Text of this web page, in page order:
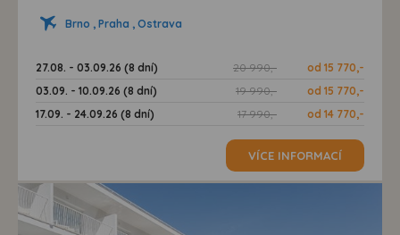
Brno , Praha , Ostrava
27.08. - 03.09.26 (8 dní) 20 990,-
od 15 770,-
03.09. - 10.09.26 (8 dní)
19 990,-
od 15 770,-
17.09. - 24.09.26 (8 dní)
17 990,- od 14 770,-
VÍCE INFORMACÍ